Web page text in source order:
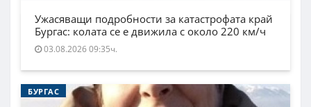
Ужасяващи подробности за катастрофата край
Бургас: колата се е движила с около 220 км/ч
03.08.2026 09:35ч.
БУРГАС